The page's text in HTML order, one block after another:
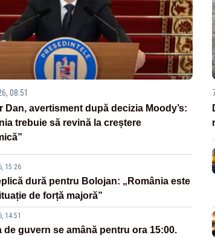
08:51
Dan, avertisment după decizia Moody’s:
trebuie să revină la creștere
15:26
dură pentru Bolojan: „România este
de forță majoră”
14:51
de guvern se amână pentru ora 15:00.